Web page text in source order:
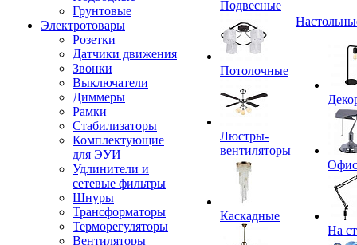
Грунтовые
Электротовары
Розетки
Датчики движения
Звонки
Выключатели
Диммеры
Рамки
Стабилизаторы
Комплектующие
для ЭУИ
Удлинители и
сетевые фильтры
Шнуры
Трансформаторы
Терморегуляторы
Вентиляторы
Подвесные
Потолочные
Люстры-
вентиляторы
Каскадные
На